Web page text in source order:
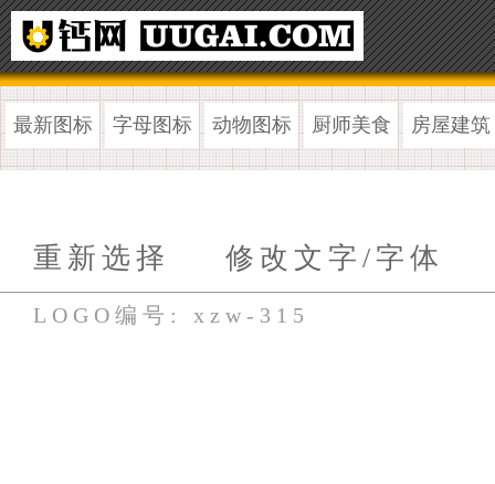
最新图标 字母图标 动物图标 厨师美食 房屋建筑
重新选择 修改文字/字体
LOGO编号: xzw-315